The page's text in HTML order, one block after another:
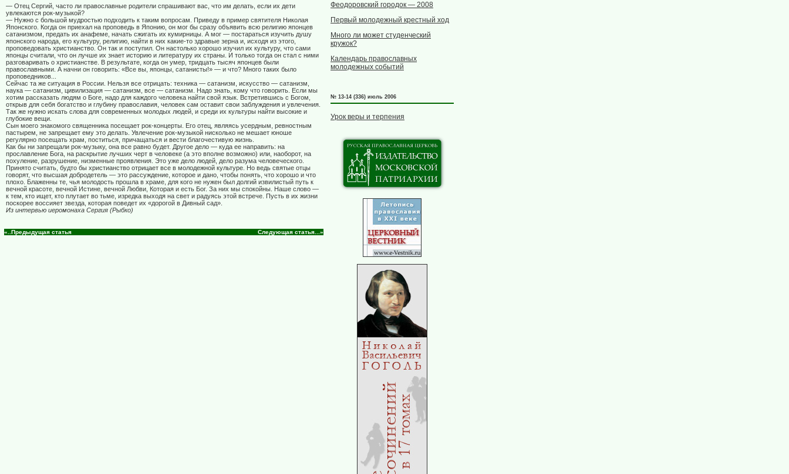
— Отец Сергий, часто ли православные родители спрашивают вас, что им делать, если их дети
увлекаются рок-музыкой?
— Нужно с большой мудростью подходить к таким вопросам. Приведу в пример святителя Николая
Японского. Когда он приехал на проповедь в Японию, он мог бы сразу объявить всю религию японцев
сатанизмом, предать их анафеме, начать сжигать их кумирницы. А мог — постараться изучить душу
японского народа, его культуру, религию, найти в них какие-то здравые зерна и, исходя из этого,
проповедовать христианство. Он так и поступил. Он настолько хорошо изучил их культуру, что сами
японцы считали, что он лучше их знает историю и литературу их страны. И только тогда он стал с ними
разговаривать о христианстве. В результате, когда он умер, тридцать тысяч японцев были
православными. А начни он говорить: «Все вы, японцы, сатанисты!» — и что? Много таких было
проповедников...
Сейчас та же ситуация в России. Нельзя все отрицать: техника — сатанизм, искусство — сатанизм,
наука — сатанизм, цивилизация — сатанизм, все — сатанизм. Надо знать, кому что говорить. Если мы
хотим рассказать людям о Боге, надо для каждого человека найти свой язык. Встретившись с Богом,
открыв для себя богатство и глубину православия, человек сам оставит свои заблуждения и увлечения.
Так же нужно искать слова для современных молодых людей, и среди их культуры найти высокие и
глубокие вещи.
Сын моего знакомого священника посещает рок-концерты. Его отец, являясь усердным, ревностным
пастырем, не запрещает ему это делать. Увлечение рок-музыкой нисколько не мешает юноше
регулярно посещать храм, поститься, причащаться и вести благочестивую жизнь.
Как бы ни запрещали рок-музыку, она все равно будет. Другое дело — куда ее направить: на
прославление Бога, на раскрытие лучших черт в человеке (а это вполне возможно) или, наоборот, на
похуление, разрушение, низменные проявления. Это уже дело людей, дело разума человеческого.
Принято считать, будто бы христианство отрицает все в молодежной культуре. Но ведь святые отцы
говорят, что высшая добродетель — это рассуждение, которое и дано, чтобы понять, что хорошо и что
плохо. Блаженны те, чья молодость прошла в храме, для кого не нужен был долгий извилистый путь к
вечной красоте, вечной Истине, вечной Любви, Которая и есть Бог. За них мы спокойны. Наше слово —
к тем, кто ищет, кто плутает во тьме, изредка выходя на свет и радуясь этой встрече. Пусть в их жизни
поскорее воссияет звезда, которая поведет их «дорогой в Дивный сад».
Из интервью иеромонаха Сергия (Рыбко)
«..Предыдущая статья Следующая статья...»
Феодоровский городок — 2008
Первый молодежный крестный ход
Много ли может студенческий
кружок?
Календарь православных
молодежных событий
№ 13-14 (336) июль 2006
Урок веры и терпения